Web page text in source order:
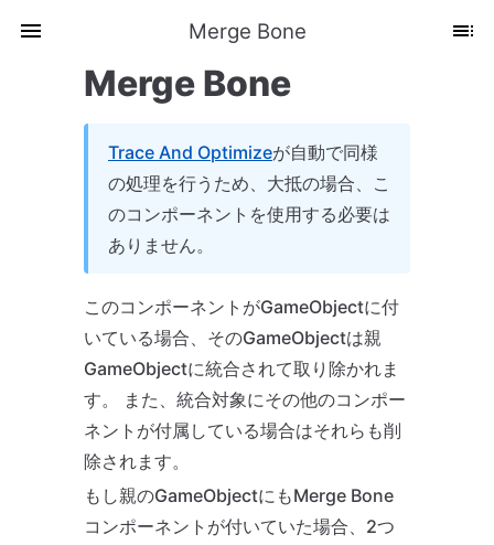
Merge Bone
Merge Bone
Trace And Optimizeが自動で同様
の処理を行うため、大抵の場合、こ
のコンポーネントを使用する必要は
ありません。
このコンポーネントがGameObjectに付
いている場合、そのGameObjectは親
GameObjectに統合されて取り除かれま
す。 また、統合対象にその他のコンポー
ネントが付属している場合はそれらも削
除されます。
もし親のGameObjectにもMerge Bone
コンポーネントが付いていた場合、2つ